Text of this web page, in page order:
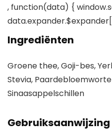
, function(data) {
Ingrediënten
Groene thee, Goji-bes,
Stevia,
Sinaasappelschillen
Gebruiksaanwijzing